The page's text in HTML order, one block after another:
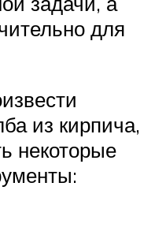
для
из кирпича,
некоторые